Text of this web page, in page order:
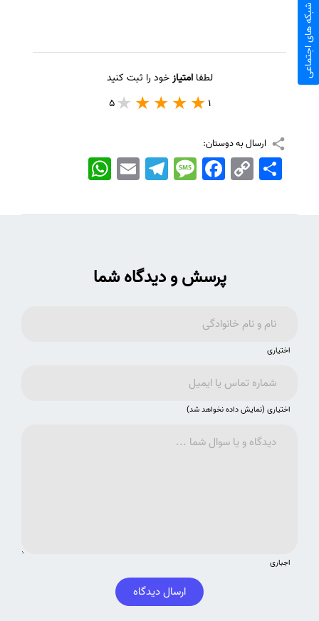
لطفاامتیازخود را ثبت کنید
1
5
ارسال به دوستان:
WhatsApp EmailTelegramMessageFacebook Copy
Link
اشتراک
پرسش و دیدگاه شما
اختیاری
اختیاری (نمایش داده نخواهد شد)
اجباری
ارسال دیدگاه
شبکه های اجتماعی